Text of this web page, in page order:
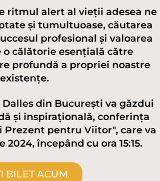
ritmul alert al vieții adesea ne
și tumultuoase, căutarea
profesional și valoarea
o călătorie esențială către
profundă a propriei noastre
existențe.
din București va găzdui
și inspirațională, conferința
Prezent pentru Viitor", care va
2024, începând cu ora 15:15.
BILET ACUM